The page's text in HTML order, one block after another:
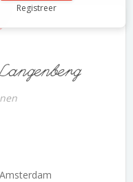
Registreer
Amsterdam